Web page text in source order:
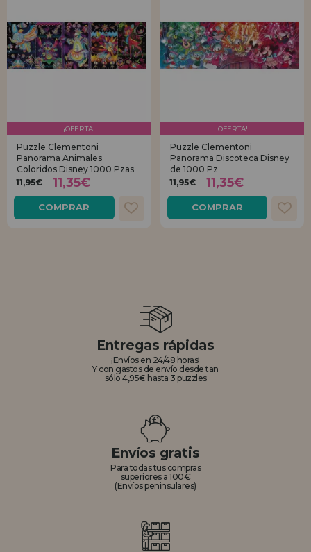
¡OFERTA!
Puzzle Clementoni
Panorama Animales
Coloridos Disney 1000 Pzas
11,95€
11,35€
COMPRAR
¡OFERTA!
Puzzle Clementoni
Panorama Discoteca Disney
de 1000 Pz
11,95€
11,35€
COMPRAR
Entregas rápidas
¡Envíos en 24/48 horas!
Y con gastos de envío desde tan
sólo 4,95€ hasta 3 puzzles
Envíos gratis
Para todas tus compras
superiores a 100€
(Envíos peninsulares)